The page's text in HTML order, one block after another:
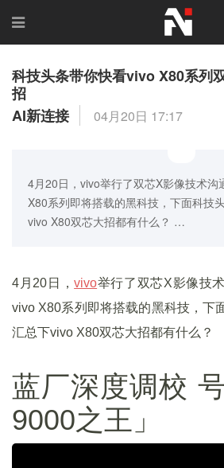
科技头条带你快看vivo X80系列
招
AI新连接
04月20日 17:17
4月20日，vivo举行了双芯X影像技术沟
X80系列即将搭载的黑科技，下面科技
vivo X80双芯大招都有什么？ …
4月20日，vivo举行了双芯X影像技
vivo X80系列即将搭载的黑科技，下
汇总下vivo X80双芯大招都有什么？
蓝厂深度调校
9000之王」